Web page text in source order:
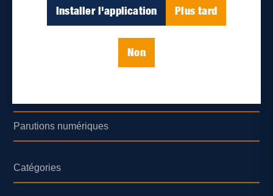
Installer l'application Plus tard
Non
Déontologie et confidentialité
Parutions numériques
Catégories